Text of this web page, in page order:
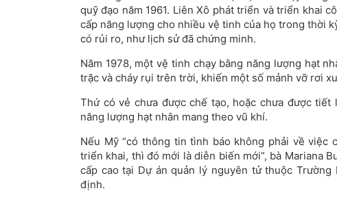
quỹ đạo năm 1961. Liên Xô phát triển và triển khai
cấp năng lượng cho nhiều vệ tinh của họ trong thời
có rủi ro, như lịch sử đã chứng minh.
Năm 1978, một vệ tinh chạy bằng năng lượng hạt
trặc và cháy rụi trên trời, khiến một số mảnh vỡ rơi
Thứ có vẻ chưa được chế tạo, hoặc chưa được tiết
năng lượng hạt nhân mang theo vũ khí.
Nếu Mỹ “có thông tin tình báo không phải về việc
triển khai, thì đó mới là diễn biến mới”, bà Mariana
cấp cao tại Dự án quản lý nguyên tử thuộc Trường
định.